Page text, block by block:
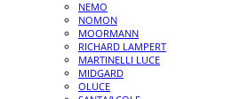
NEMO
NOMON
MOORMANN
RICHARD LAMPERT
MARTINELLI LUCE
MIDGARD
OLUCE